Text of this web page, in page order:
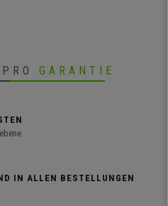
GARANTIE
IN ALLEN BESTELLUNGEN